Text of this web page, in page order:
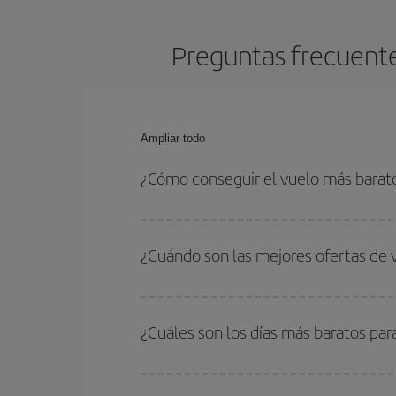
Preguntas
Ampliar todo
¿Cómo conseguir el vuelo más
las fechas y horarios de ida y vuelta.
¿Cuándo son las mejores ofertas
periodos de vacaciones escolares son
precios encontrarás.
¿Cuáles son los días más baratos